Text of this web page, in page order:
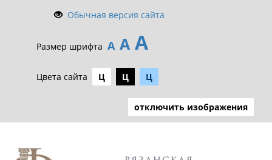
Обычная версия сайта
Размер шрифта А А А
Цвета сайта Ц Ц Ц
отключить изображения